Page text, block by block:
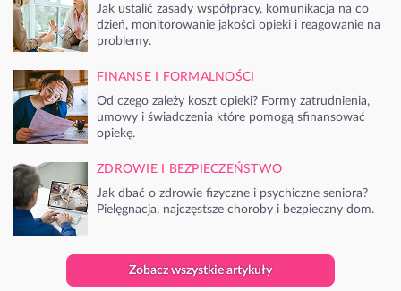
Jak ustalić zasady współpracy, komunikacja na co
dzień, monitorowanie jakości opieki i reagowanie na
problemy.
FINANSE I FORMALNOŚCI
Od czego zależy koszt opieki? Formy zatrudnienia,
umowy i świadczenia które pomogą sfinansować
opiekę.
ZDROWIE I BEZPIECZEŃSTWO
Jak dbać o zdrowie fizyczne i psychiczne seniora?
Pielęgnacja, najczęstsze choroby i bezpieczny dom.
Zobacz wszystkie artykuły